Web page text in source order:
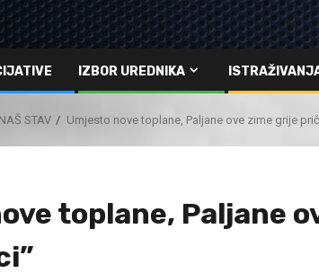
IZBOR UREDNIKA
NAŠ STAV Umjesto nove toplane, Paljane ove zime grije
toplane, Paljane